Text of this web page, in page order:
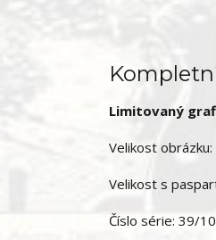
Limitovaný
Velikost
Velikost s
Číslo série: 39/